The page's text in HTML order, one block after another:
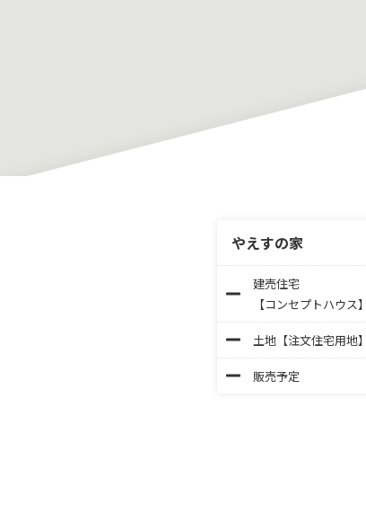
やえすの家
建売住宅
【コンセプトハウス】
土地【注文住宅用地】
販売予定